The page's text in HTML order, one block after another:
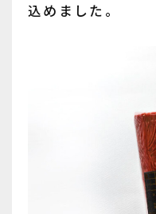
込めました。